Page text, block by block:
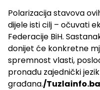
Polarizacija stavova
dijele isti cilj – očuvati
Federacije BiH.
donijet će konkretne
spremnost vlasti,
pronađu zajednički
građana./